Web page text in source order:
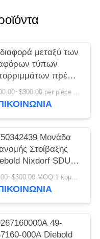
μεταξύ των
τύπων
πρέπει
με το σημείο
$100.00~$300.00 per piece MOQ:1
Μονάδα
Στοίβαξης
Nixdorf SDU
RL V6A
250/450 ATM
$1.00~$300.00 MOQ:1 κομμάτι
49-
000A Diebold